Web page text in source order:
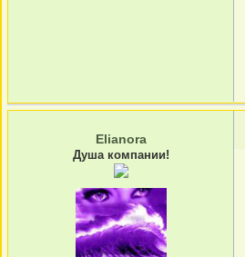
Elianora
Душа компании!